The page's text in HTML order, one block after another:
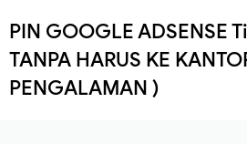
PIN GOOGLE ADSENSE
TANPA HARUS KE
PENGALAMAN )